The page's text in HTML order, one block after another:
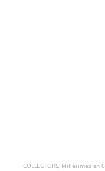
COLLECTORS, Millésimes en 6